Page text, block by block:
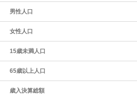
男性人口
女性人口
15歳未満人口
65歳以上人口
歳入決算総額